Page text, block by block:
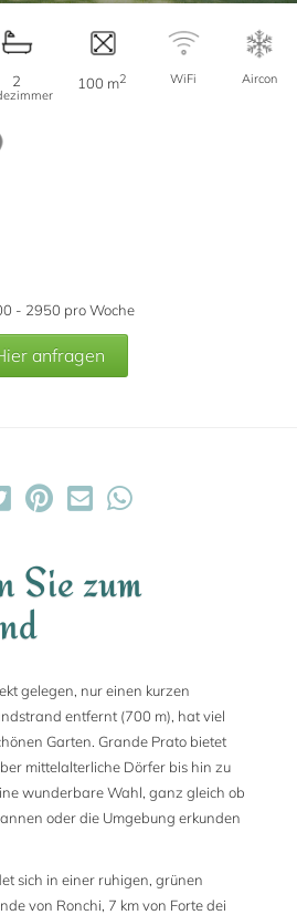
2 100 m2 WiFi Aircon
- 2950 pro Woche
anfragen
Sie zum
gelegen, nur einen kurzen
entfernt (700 m), hat viel
Garten. Grande Prato bietet
mittelalterliche Dörfer bis hin zu
wunderbare Wahl, ganz gleich ob
oder die Umgebung erkunden
sich in einer ruhigen, grünen
von Ronchi, 7 km von Forte dei